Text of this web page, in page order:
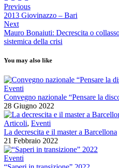
Previous
2013 Giovinazzo – Bari
Next
Mauro Bonaiuti: Decrescita o
sistemica della crisi
You may also like
Eventi
Convegno nazionale “Pensare la
28 Giugno 2022
Articoli, Eventi
La decrescita e il master a Barcellona
21 Febbraio 2022
Eventi